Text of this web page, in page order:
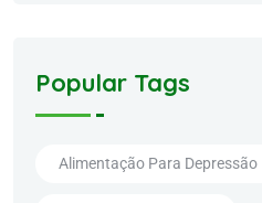
Popular Tags
Alimentação Para Depressão